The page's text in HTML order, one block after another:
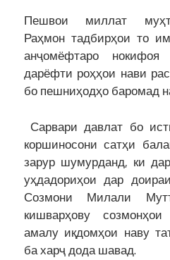
Пешвои миллат
Раҳмон тадбирҳои то
анҷомёфтаро
дарёфти роҳҳои нави
бо пешниҳодҳо баромад
Сарвари давлат бо
коршиносони сатҳи
зарур шумурданд, ки
уҳдадориҳои дар
Созмони Милали
кишварҳову
амалу иқдомҳои наву
ба харҷ дода шавад.